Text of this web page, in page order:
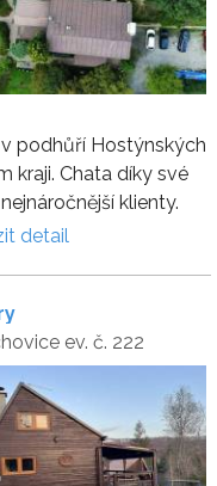
podhůří Hostýnských
kraji. Chata díky své
klienty.
detail
ev. č. 222